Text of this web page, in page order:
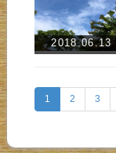
2018.06.13
1 2 3